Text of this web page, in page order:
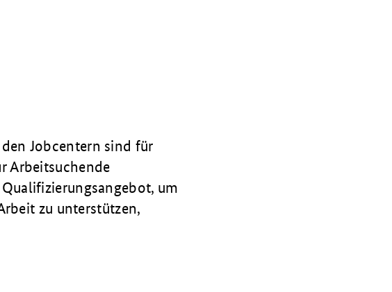
Jobcentern sind für
Arbeitsuchende
um
zu unterstützen,